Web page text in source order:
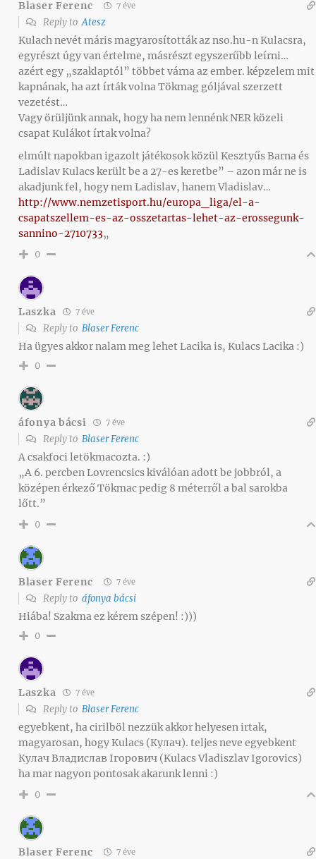
Blaser Ferenc 7 éve
Reply toAtesz
Kulach nevét máris magyarosították az nso.hu-n Kulacsra,
egyrészt úgy van értelme, másrészt egyszerűbb leírni…
azért egy „szaklaptól” többet várna az ember. képzelem mit
kapnának, ha azt írták volna Tökmag góljával szerzett
vezetést…
Vagy örüljünk annak, hogy ha nem lennénk NER közeli
csapat Kulákot írtak volna?
elmúlt napokban igazolt játékosok közül Kesztyűs Barna és
Ladislav Kulacs került be a 27-es keretbe” – azon már ne is
akadjunk fel, hogy nem Ladislav, hanem Vladislav…
http://www.nemzetisport.hu/europa_liga/el-a-
csapatszellem-es-az-osszetartas-lehet-az-erossegunk-
sannino-2710733„
0
Laszka 7 éve
Reply to Blaser Ferenc
Ha ügyes akkor nalam meg lehet Lacika is, Kulacs Lacika :)
0
áfonya bácsi 7 éve
Reply to Blaser Ferenc
A csakfoci letökmacozta. :)
„A 6. percben Lovrencsics kiválóan adott be jobbról, a
középen érkező Tökmac pedig 8 méterről a bal sarokba
lőtt.”
0
Blaser Ferenc 7 éve
Reply to áfonya bácsi
Hiába! Szakma ez kérem szépen! :)))
0
Laszka 7 éve
Reply to Blaser Ferenc
egyebkent, ha cirilböl nezzük akkor helyesen irtak,
magyarosan, hogy Kulacs (Кулач). teljes neve egyebkent
Кулач Владислав Ігорович (Kulacs Vladiszlav Igorovics)
ha mar nagyon pontosak akarunk lenni :)
0
Blaser Ferenc 7 éve